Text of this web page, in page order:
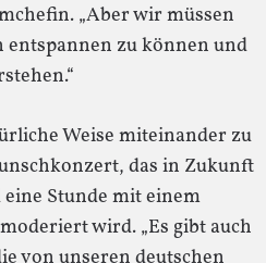
„Aber wir müssen
entspannen zu können und
Weise miteinander zu
das in Zukunft
Stunde mit einem
wird. „Es gibt auch